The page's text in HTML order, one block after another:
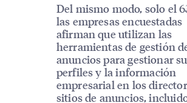
Del mismo modo, solo el
las empresas encuestadas
afirman que utilizan las
herramientas de gestión
anuncios para gestionar
perfiles y la información
empresarial en los
sitios de anuncios,